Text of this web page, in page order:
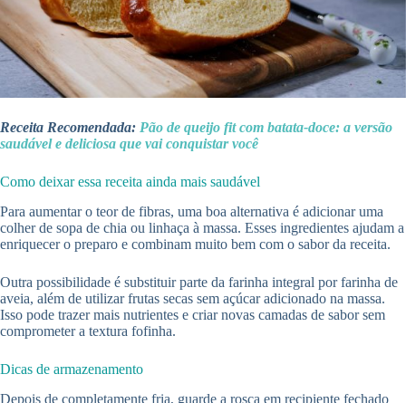
Receita Recomendada: Pão de queijo fit com batata-doce: a versão
saudável e deliciosa que vai conquistar você
Como deixar essa receita ainda mais saudável
Para aumentar o teor de fibras, uma boa alternativa é adicionar uma
colher de sopa de chia ou linhaça à massa. Esses ingredientes ajudam a
enriquecer o preparo e combinam muito bem com o sabor da receita.
Outra possibilidade é substituir parte da farinha integral por farinha de
aveia, além de utilizar frutas secas sem açúcar adicionado na massa.
Isso pode trazer mais nutrientes e criar novas camadas de sabor sem
comprometer a textura fofinha.
Dicas de armazenamento
Depois de completamente fria, guarde a rosca em recipiente fechado